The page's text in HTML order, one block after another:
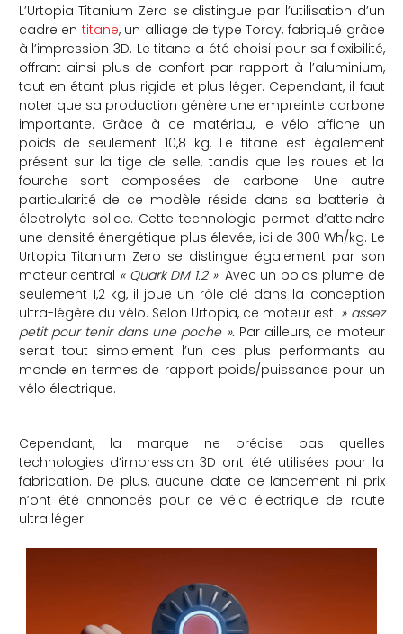
L’Urtopia Titanium Zero se distingue par l’utilisation d’un
cadre en titane, un alliage de type Toray, fabriqué grâce
à l’impression 3D. Le titane a été choisi pour sa flexibilité,
offrant ainsi plus de confort par rapport à l’aluminium,
tout en étant plus rigide et plus léger. Cependant, il faut
noter que sa production génère une empreinte carbone
importante. Grâce à ce matériau, le vélo affiche un
poids de seulement 10,8 kg. Le titane est également
présent sur la tige de selle, tandis que les roues et la
fourche sont composées de carbone. Une autre
particularité de ce modèle réside dans sa batterie à
électrolyte solide. Cette technologie permet d’atteindre
une densité énergétique plus élevée, ici de 300 Wh/kg. Le
Urtopia Titanium Zero se distingue également par son
moteur central « Quark DM 1.2 ». Avec un poids plume de
seulement 1,2 kg, il joue un rôle clé dans la conception
ultra-légère du vélo. Selon Urtopia, ce moteur est » assez
petit pour tenir dans une poche ». Par ailleurs, ce moteur
serait tout simplement l’un des plus performants au
monde en termes de rapport poids/puissance pour un
vélo électrique.
Cependant, la marque ne précise pas quelles
technologies d’impression 3D ont été utilisées pour la
fabrication. De plus, aucune date de lancement ni prix
n’ont été annoncés pour ce vélo électrique de route
ultra léger.